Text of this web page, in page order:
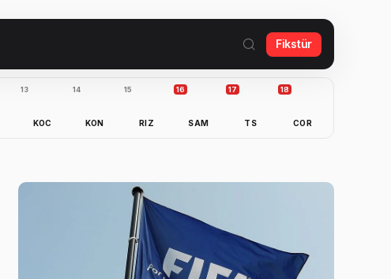
Fikstür
13
KOC
14
KON
15
RIZ
16
SAM
17
TS
18
COR